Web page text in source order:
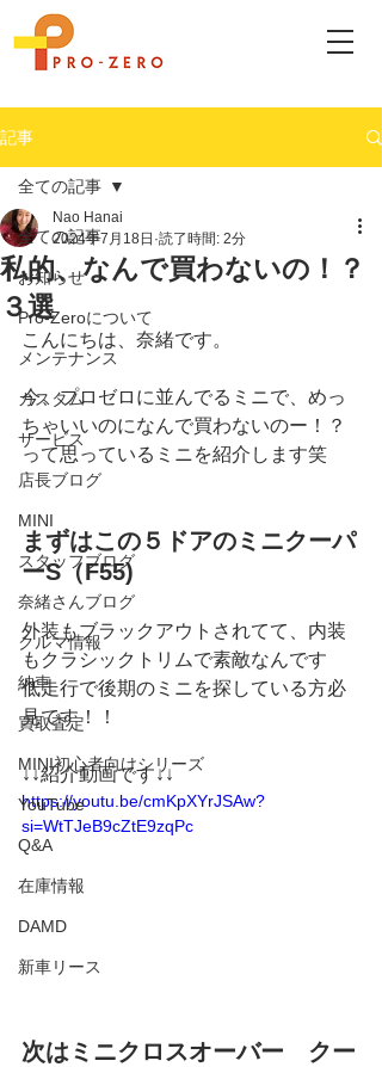
記事
全ての記事
お知らせ
Pro-Zeroについて
メンテナンス
カスタム
サービス
店長ブログ
MINI
スタッフブログ
奈緒さんブログ
クルマ情報
納車
買取査定
MINI初心者向けシリーズ
YouTube
Q&A
在庫情報
DAMD
新車リース
全ての記事
私的、なんで買わないの！？
３選
Nao Hanai
2024年7月18日 読了時間: 2分
こんにちは、奈緒です。
今、プロゼロに並んでるミニで、めっ
ちゃいいのになんで買わないのー！？
って思っているミニを紹介します笑
まずはこの５ドアのミニクーパ
ーS（F55)
外装もブラックアウトされてて、内装
もクラシックトリムで素敵なんです
低走行で後期のミニを探している方必
見です！！
↓↓紹介動画です↓↓
https://youtu.be/cmKpXYrJSAw?
si=WtTJeB9cZtE9zqPc
次はミニクロスオーバー　クー